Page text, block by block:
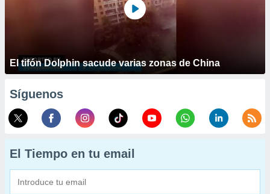
El tifón Dolphin sacude varias zonas de China
Síguenos
El Tiempo en tu email